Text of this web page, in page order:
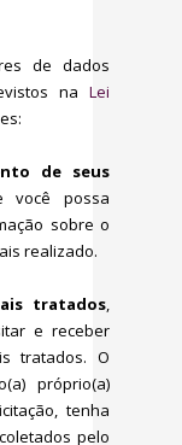
de dados
na Lei
de seus
você possa
sobre o
realizado.
tratados,
e receber
tratados. O
próprio(a)
tenha
pelo